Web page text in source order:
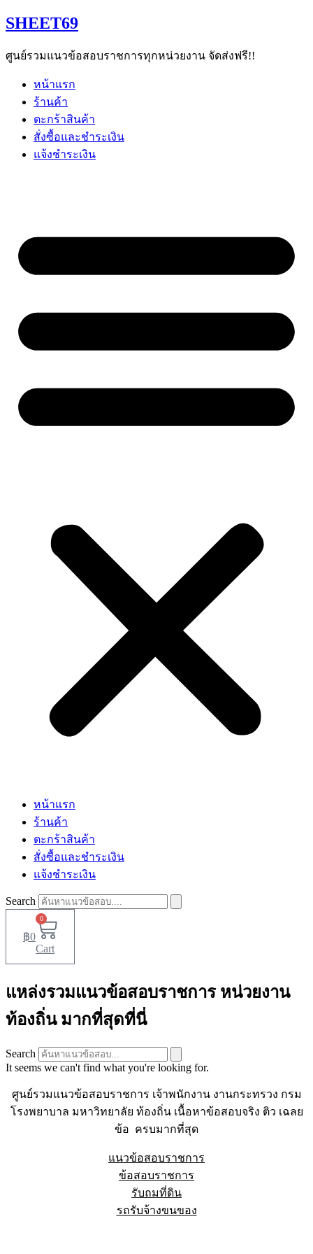
Skip
to
SHEET69
ศูนย์รวมแนวข้อสอบราชการทุกหน่วยงาน จัดส่งฟรี!!
หน้าแรก
ร้านค้า
ตะกร้าสินค้า
สั่งซื้อและชำระเงิน
แจ้งชำระเงิน
หน้าแรก
ร้านค้า
ตะกร้าสินค้า
สั่งซื้อและชำระเงิน
แจ้งชำระเงิน
Search
฿0
0
Cart
แหล่งรวมแนวข้อสอบราชการ หน่วยงาน
ท้องถิ่น มากที่สุดที่นี่
Search
It seems we can't find what you're looking for.
ศูนย์รวมแนวข้อสอบราชการ เจ้าพนักงาน งานกระทรวง กรม
โรงพยาบาล มหาวิทยาลัย ท้องถิ่น เนื้อหาข้อสอบจริง ติว เฉลย
ข้อ ครบมากที่สุด
แนวข้อสอบราชการ
ข้อสอบราชการ
รับถมที่ดิน
รถรับจ้างขนของ